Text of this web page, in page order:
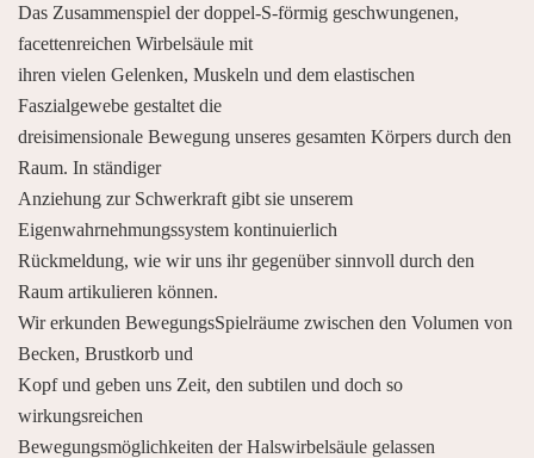
Das Zusammenspiel der doppel-S-förmig geschwungenen,
facettenreichen Wirbelsäule mit
ihren vielen Gelenken, Muskeln und dem elastischen
Faszialgewebe gestaltet die
dreisimensionale Bewegung unseres gesamten Körpers durch den
Raum. In ständiger
Anziehung zur Schwerkraft gibt sie unserem
Eigenwahrnehmungssystem kontinuierlich
Rückmeldung, wie wir uns ihr gegenüber sinnvoll durch den
Raum artikulieren können.
Wir erkunden BewegungsSpielräume zwischen den Volumen von
Becken, Brustkorb und
Kopf und geben uns Zeit, den subtilen und doch so
wirkungsreichen
Bewegungsmöglichkeiten der Halswirbelsäule gelassen